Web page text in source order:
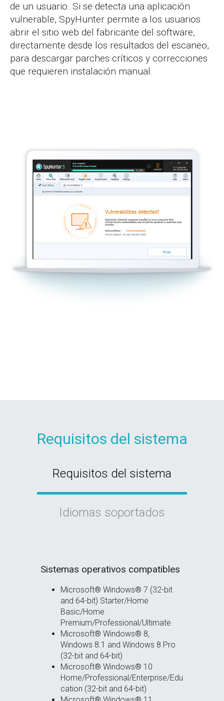
de un usuario. Si se detecta una aplicación
vulnerable, SpyHunter permite a los usuarios
abrir el sitio web del fabricante del software,
directamente desde los resultados del escaneo,
para descargar parches críticos y correcciones
que requieren instalación manual.
Requisitos del sistema
Requisitos del sistema
Idiomas soportados
Sistemas operativos compatibles
Microsoft® Windows® 7 (32-bit
and 64-bit) Starter/Home
Basic/Home
Premium/Professional/Ultimate
Microsoft® Windows® 8,
Windows 8.1 and Windows 8 Pro
(32-bit and 64-bit)
Microsoft® Windows® 10
Home/Professional/Enterprise/Edu
cation (32-bit and 64-bit)